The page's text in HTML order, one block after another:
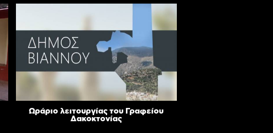
Ωράριο λειτουργίας του Γραφείου
Δακοκτονίας